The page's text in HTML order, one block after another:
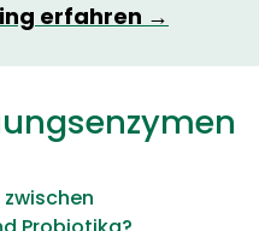
erfahren →